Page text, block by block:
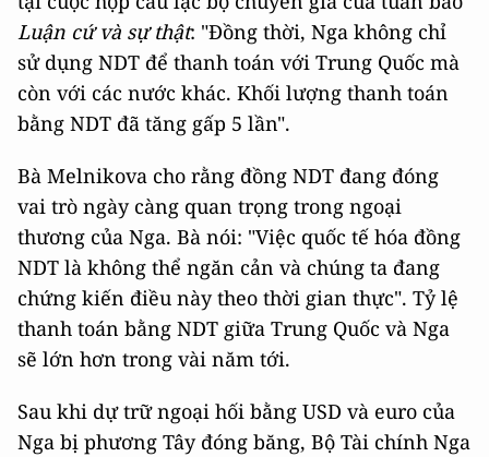
Luận cứ và sự thật: "Đồng thời, Nga không chỉ
sử dụng NDT để thanh toán với Trung Quốc mà
còn với các nước khác. Khối lượng thanh toán
bằng NDT đã tăng gấp 5 lần".
Bà Melnikova cho rằng đồng NDT đang đóng
vai trò ngày càng quan trọng trong ngoại
thương của Nga. Bà nói: "Việc quốc tế hóa đồng
NDT là không thể ngăn cản và chúng ta đang
chứng kiến ​​​​điều này theo thời gian thực". Tỷ lệ
thanh toán bằng NDT giữa Trung Quốc và Nga
sẽ lớn hơn trong vài năm tới.
Sau khi dự trữ ngoại hối bằng USD và euro của
Nga bị phương Tây đóng băng, Bộ Tài chính Nga